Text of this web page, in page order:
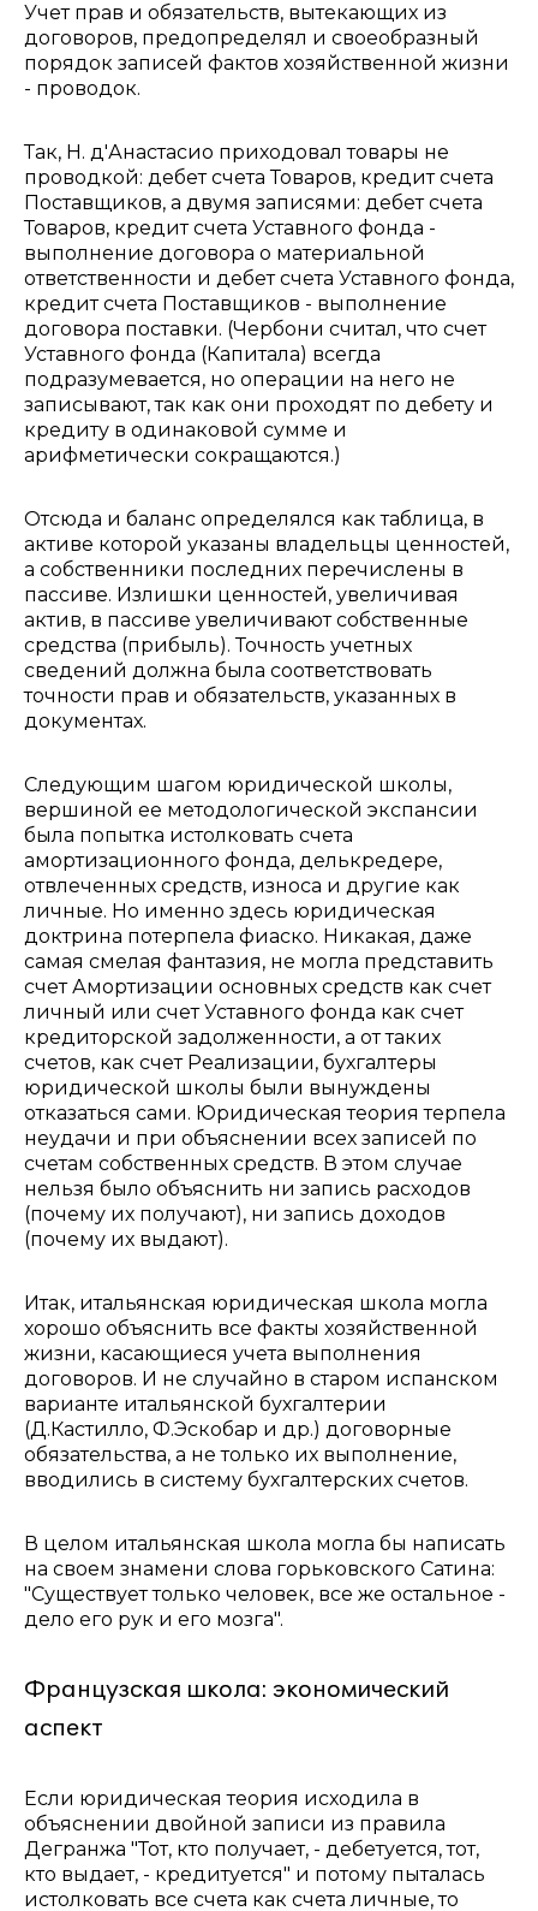
Учет прав и обязательств, вытекающих из
договоров, предопределял и своеобразный
порядок записей фактов хозяйственной жизни
- проводок.
Так, Н. д'Анастасио приходовал товары не
проводкой: дебет счета Товаров, кредит счета
Поставщиков, а двумя записями: дебет счета
Товаров, кредит счета Уставного фонда -
выполнение договора о материальной
ответственности и дебет счета Уставного фонда,
кредит счета Поставщиков - выполнение
договора поставки. (Чербони считал, что счет
Уставного фонда (Капитала) всегда
подразумевается, но операции на него не
записывают, так как они проходят по дебету и
кредиту в одинаковой сумме и
арифметически сокращаются.)
Отсюда и баланс определялся как таблица, в
активе которой указаны владельцы ценностей,
а собственники последних перечислены в
пассиве. Излишки ценностей, увеличивая
актив, в пассиве увеличивают собственные
средства (прибыль). Точность учетных
сведений должна была соответствовать
точности прав и обязательств, указанных в
документах.
Следующим шагом юридической школы,
вершиной ее методологической экспансии
была попытка истолковать счета
амортизационного фонда, делькредере,
отвлеченных средств, износа и другие как
личные. Но именно здесь юридическая
доктрина потерпела фиаско. Никакая, даже
самая смелая фантазия, не могла представить
счет Амортизации основных средств как счет
личный или счет Уставного фонда как счет
кредиторской задолженности, а от таких
счетов, как счет Реализации, бухгалтеры
юридической школы были вынуждены
отказаться сами. Юридическая теория терпела
неудачи и при объяснении всех записей по
счетам собственных средств. В этом случае
нельзя было объяснить ни запись расходов
(почему их получают), ни запись доходов
(почему их выдают).
Итак, итальянская юридическая школа могла
хорошо объяснить все факты хозяйственной
жизни, касающиеся учета выполнения
договоров. И не случайно в старом испанском
варианте итальянской бухгалтерии
(Д.Кастилло, Ф.Эскобар и др.) договорные
обязательства, а не только их выполнение,
вводились в систему бухгалтерских счетов.
В целом итальянская школа могла бы написать
на своем знамени слова горьковского Сатина:
"Существует только человек, все же остальное -
дело его рук и его мозга".
Французская школа: экономический
аспект
Если юридическая теория исходила в
объяснении двойной записи из правила
Дегранжа "Тот, кто получает, - дебетуется, тот,
кто выдает, - кредитуется" и потому пыталась
истолковать все счета как счета личные, то